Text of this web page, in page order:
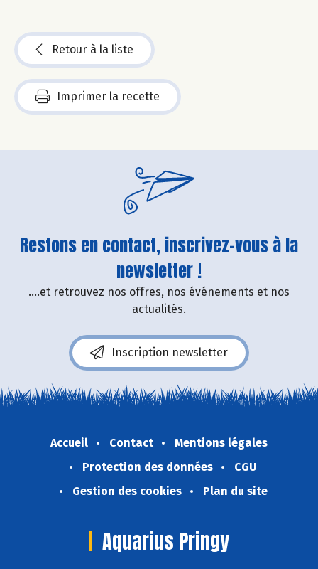
Retour à la liste
Imprimer la recette
Restons en contact, inscrivez-vous à la
newsletter !
....et retrouvez nos offres, nos événements et nos
actualités.
Inscription newsletter
Accueil Contact
Mentions légales
Protection des données
CGU
Gestion des cookies
Plan du site
Aquarius Pringy